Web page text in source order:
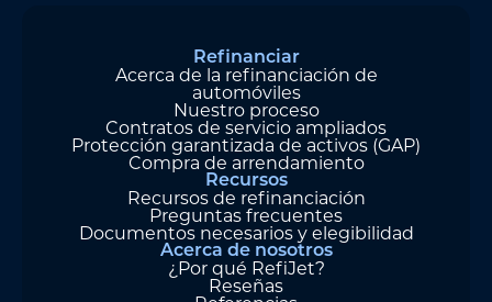
Refinanciar
Acerca de la refinanciación de
automóviles
Nuestro proceso
Contratos de servicio ampliados
Protección garantizada de activos (GAP)
Compra de arrendamiento
Recursos
Recursos de refinanciación
Preguntas frecuentes
Documentos necesarios y elegibilidad
Acerca de nosotros
¿Por qué RefiJet?
Reseñas